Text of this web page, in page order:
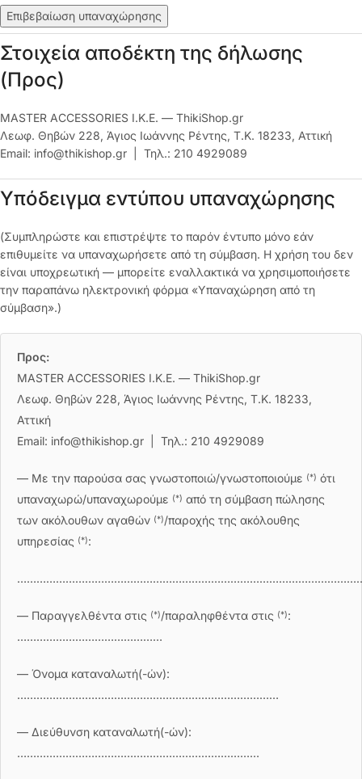
Επιβεβαίωση υπαναχώρησης
Στοιχεία αποδέκτη της δήλωσης
(Προς)
MASTER ACCESSORIES Ι.Κ.Ε. — ThikiShop.gr
Λεωφ. Θηβών 228, Άγιος Ιωάννης Ρέντης, Τ.Κ. 18233, Αττική
Email: info@thikishop.gr | Τηλ.: 210 4929089
Υπόδειγμα εντύπου υπαναχώρησης
(Συμπληρώστε και επιστρέψτε το παρόν έντυπο μόνο εάν
επιθυμείτε να υπαναχωρήσετε από τη σύμβαση. Η χρήση του δεν
είναι υποχρεωτική — μπορείτε εναλλακτικά να χρησιμοποιήσετε
την παραπάνω ηλεκτρονική φόρμα «Υπαναχώρηση από τη
σύμβαση».)
Προς:
MASTER ACCESSORIES Ι.Κ.Ε. — ThikiShop.gr
Λεωφ. Θηβών 228, Άγιος Ιωάννης Ρέντης, Τ.Κ. 18233,
Αττική
Email: info@thikishop.gr | Τηλ.: 210 4929089
— Με την παρούσα σας γνωστοποιώ/γνωστοποιούμε (*) ότι
υπαναχωρώ/υπαναχωρούμε (*) από τη σύμβαση πώλησης
των ακόλουθων αγαθών (*)/παροχής της ακόλουθης
υπηρεσίας (*):
— Παραγγελθέντα στις (*)/παραληφθέντα στις (*):
………………………………………
— Όνομα καταναλωτή(-ών):
………………………………………………………………………
— Διεύθυνση καταναλωτή(-ών):
…………………………………………………………………